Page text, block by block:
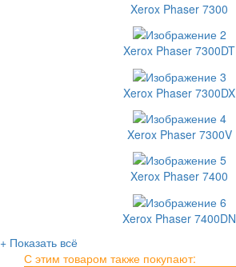
Xerox Phaser 7300
Xerox Phaser 7300DT
Xerox Phaser 7300DX
Xerox Phaser 7300V
Xerox Phaser 7400
Xerox Phaser 7400DN
+ Показать всё
С этим товаром также покупают: